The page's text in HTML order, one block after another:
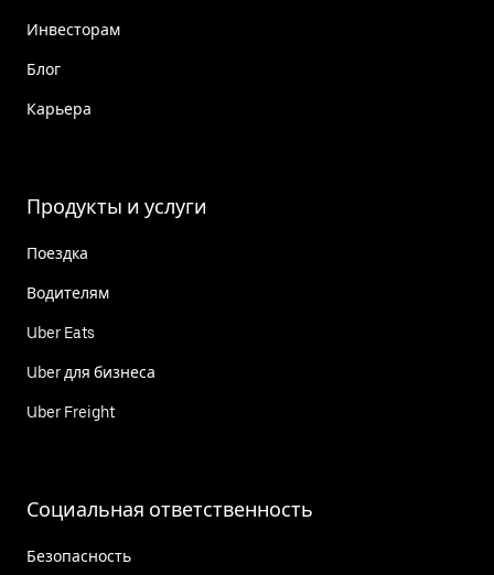
Инвесторам
Блог
Карьера
Продукты и услуги
Поездка
Водителям
Uber Eats
Uber для бизнеса
Uber Freight
Социальная ответственность
Безопасность